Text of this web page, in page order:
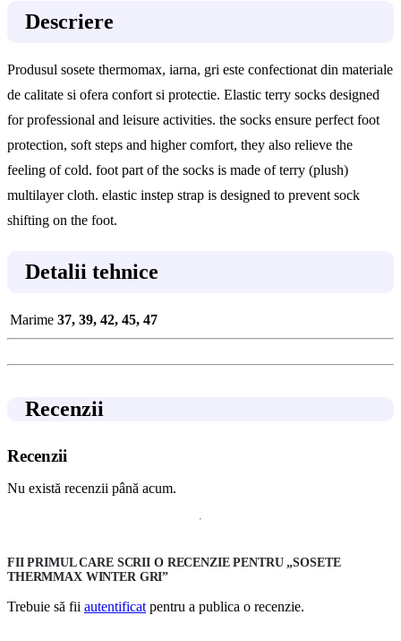
Descriere
Produsul sosete thermomax, iarna, gri este confectionat din materiale
de calitate si ofera confort si protectie. Elastic terry socks designed
for professional and leisure activities. the socks ensure perfect foot
protection, soft steps and higher comfort, they also relieve the
feeling of cold. foot part of the socks is made of terry (plush)
multilayer cloth. elastic instep strap is designed to prevent sock
shifting on the foot.
Detalii tehnice
Marime 37, 39, 42, 45, 47
Recenzii
Recenzii
Nu există recenzii până acum.
FII PRIMUL CARE SCRII O RECENZIE PENTRU „SOSETE
THERMMAX WINTER GRI”
Trebuie să fii autentificat pentru a publica o recenzie.